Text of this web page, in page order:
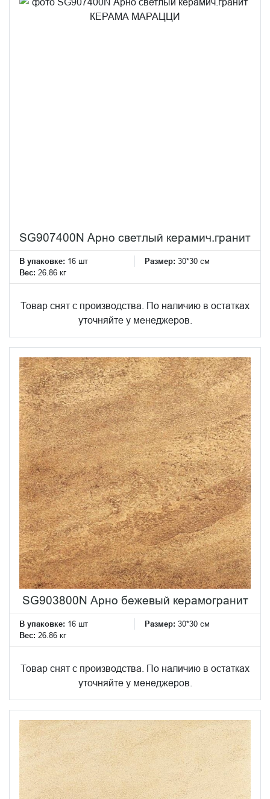
SG907400N Арно светлый керамич.гранит
В упаковке: 16 шт Размер: 30*30 см
Вес: 26.86 кг
Товар снят с производства. По наличию в остатках
уточняйте у менеджеров.
SG903800N Арно бежевый керамогранит
В упаковке: 16 шт Размер: 30*30 см
Вес: 26.86 кг
Товар снят с производства. По наличию в остатках
уточняйте у менеджеров.